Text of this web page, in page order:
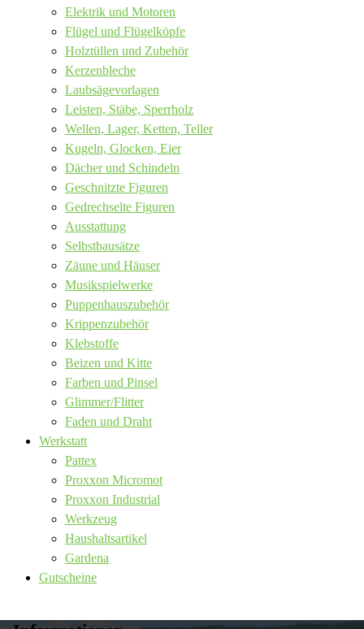
Elektrik und Motoren
Flügel und Flügelköpfe
Holztüllen und Zubehör
Kerzenbleche
Laubsägevorlagen
Leisten, Stäbe, Sperrholz
Wellen, Lager, Ketten, Teller
Kugeln, Glocken, Eier
Dächer und Schindeln
Geschnitzte Figuren
Gedrechselte Figuren
Ausstattung
Selbstbausätze
Zäune und Häuser
Musikspielwerke
Puppenhauszubehör
Krippenzubehör
Klebstoffe
Beizen und Kitte
Farben und Pinsel
Glimmer/Flitter
Faden und Draht
Werkstatt
Pattex
Proxxon Micromot
Proxxon Industrial
Werkzeug
Haushaltsartikel
Gardena
Gutscheine